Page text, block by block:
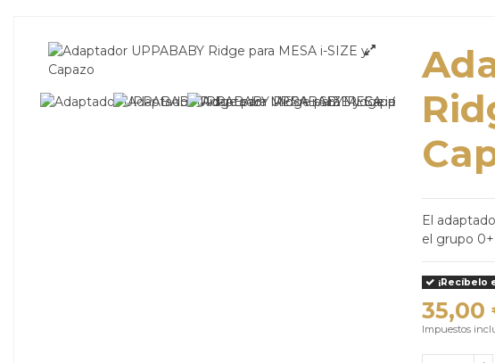
El
el grupo
¡Recíbelo
35,00
Impuestos